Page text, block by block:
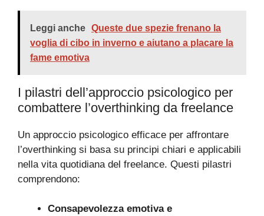
Leggi anche Queste due spezie frenano la
voglia di cibo in inverno e aiutano a placare la
fame emotiva
I pilastri dell’approccio psicologico per
combattere l’overthinking da freelance
Un approccio psicologico efficace per affrontare
l’overthinking si basa su principi chiari e applicabili
nella vita quotidiana del freelance. Questi pilastri
comprendono:
Consapevolezza emotiva e